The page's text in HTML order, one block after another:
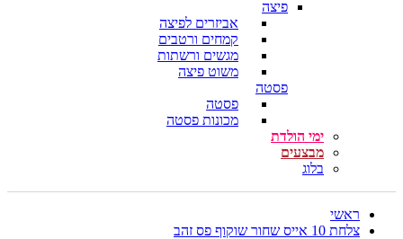
פיצה
אביזרים לפיצה
קמחים ורטבים
מגשים ורשתות
משוט פיצה
פסטה
פסטה
מכונות פסטה
ימי הולדת
מבצעים
בלוג
ראשי
צלחת 10 אייס שחור שוקוף פס זהב